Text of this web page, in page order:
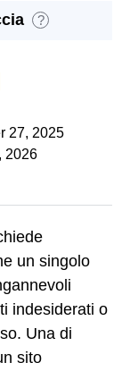
?
27, 2025
2026
un singolo
indesiderati o
Una di
sito